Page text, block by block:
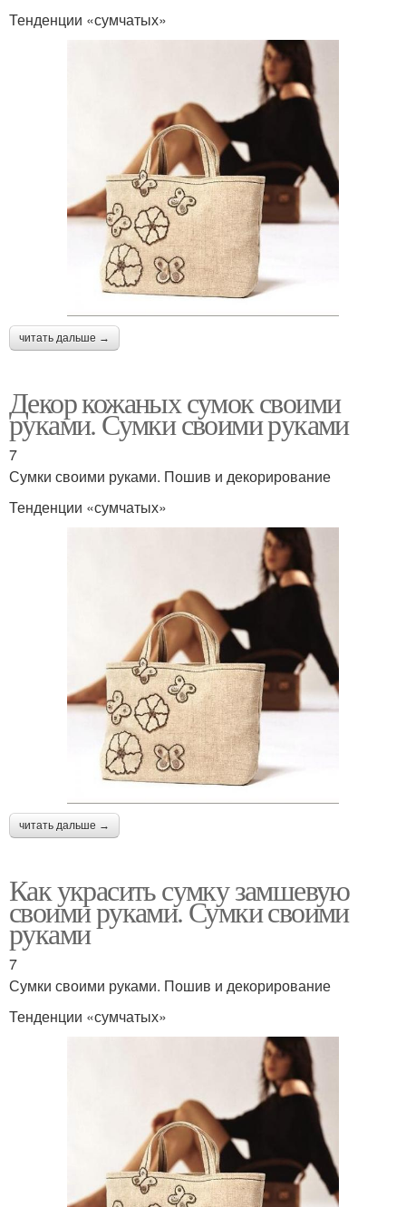
Тенденции «сумчатых»
читать дальше →
Декор кожаных сумок своими
руками. Сумки своими руками
7
Сумки своими руками. Пошив и декорирование
Тенденции «сумчатых»
читать дальше →
Как украсить сумку замшевую
своими руками. Сумки своими
руками
7
Сумки своими руками. Пошив и декорирование
Тенденции «сумчатых»